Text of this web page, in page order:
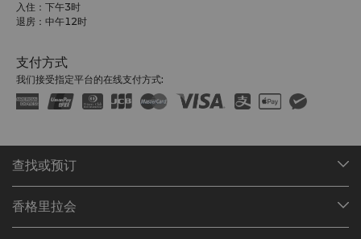
入住：下午3时
退房：中午12时
支付方式
我们接受指定平台的在线支付方式:
查找或预订
查找预订
香格里拉会